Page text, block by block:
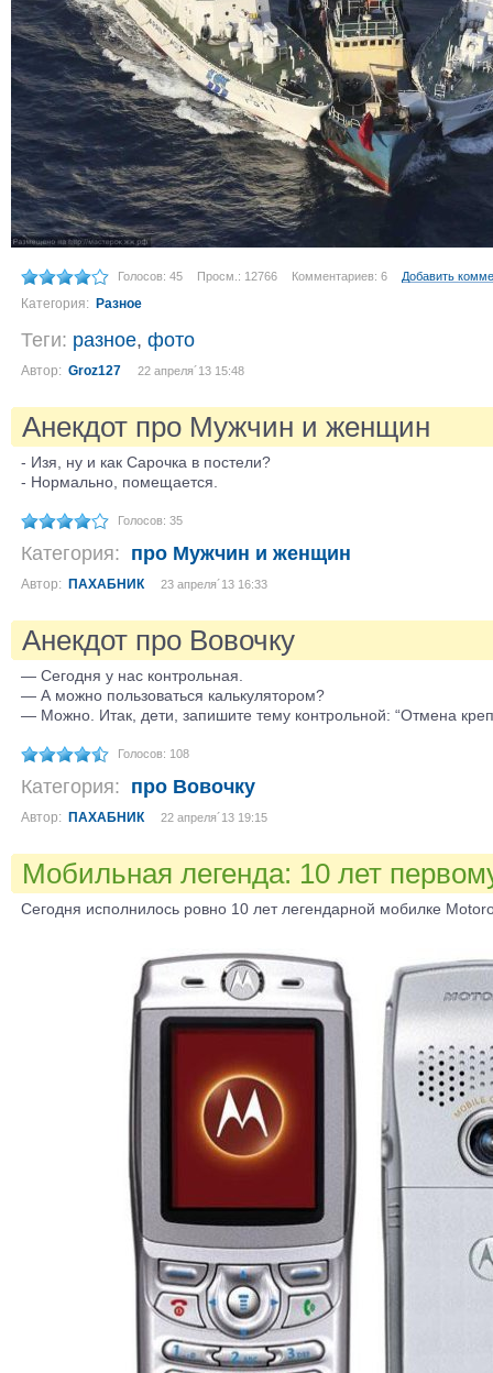
Голосов: 45 Просм.: 12766 Комментариев: 6 Добавить
Категория: Разное
Теги: разное, фото
Автор: Groz127 22 апреля´13 15:48
Анекдот про Мужчин и женщин
- Изя, ну и как Сарочка в постели?
- Нормально, помещается.
Голосов: 35
Категория: про Мужчин и женщин
Автор: ПАХАБНИК 23 апреля´13 16:33
Анекдот про Вовочку
— Сегодня у нас контрольная.
— А можно пользоваться калькулятором?
— Можно. Итак, дети, запишите тему контрольной: “Отмена
Голосов: 108
Категория: про Вовочку
Автор: ПАХАБНИК 22 апреля´13 19:15
Мобильная легенда: 10 лет
Сегодня исполнилось ровно 10 лет легендарной мобилке